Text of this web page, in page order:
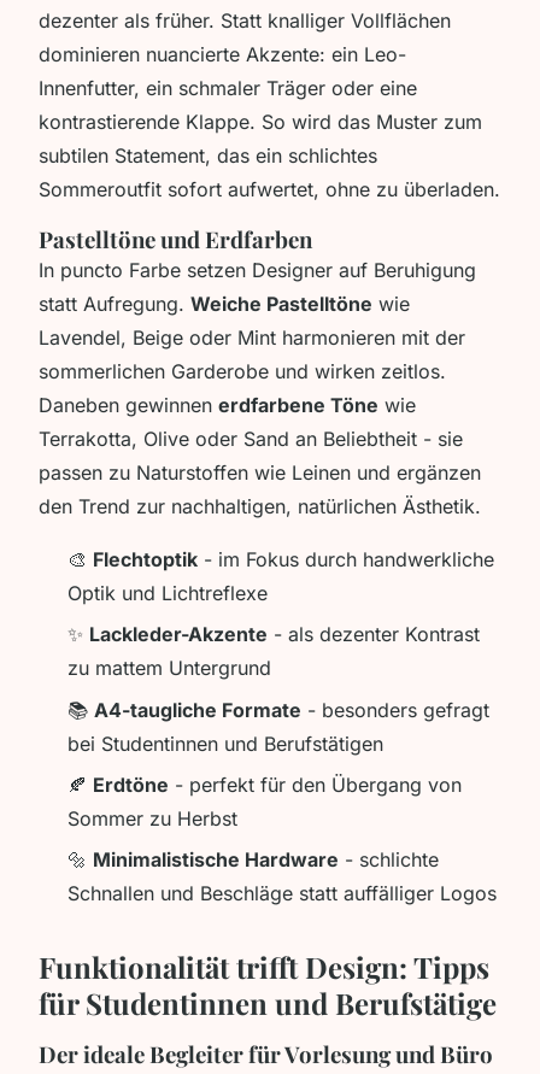
dezenter als früher. Statt knalliger Vollflächen
dominieren nuancierte Akzente: ein Leo-
Innenfutter, ein schmaler Träger oder eine
kontrastierende Klappe. So wird das Muster zum
subtilen Statement, das ein schlichtes
Sommeroutfit sofort aufwertet, ohne zu überladen.
Pastelltöne und Erdfarben
In puncto Farbe setzen Designer auf Beruhigung
statt Aufregung. Weiche Pastelltöne wie
Lavendel, Beige oder Mint harmonieren mit der
sommerlichen Garderobe und wirken zeitlos.
Daneben gewinnen erdfarbene Töne wie
Terrakotta, Olive oder Sand an Beliebtheit - sie
passen zu Naturstoffen wie Leinen und ergänzen
den Trend zur nachhaltigen, natürlichen Ästhetik.
🎨 Flechtoptik - im Fokus durch handwerkliche
Optik und Lichtreflexe
✨ Lackleder-Akzente - als dezenter Kontrast
zu mattem Untergrund
📚 A4-taugliche Formate - besonders gefragt
bei Studentinnen und Berufstätigen
🍂 Erdtöne - perfekt für den Übergang von
Sommer zu Herbst
🔩 Minimalistische Hardware - schlichte
Schnallen und Beschläge statt auffälliger Logos
Funktionalität trifft Design: Tipps
für Studentinnen und Berufstätige
Der ideale Begleiter für Vorlesung und Büro